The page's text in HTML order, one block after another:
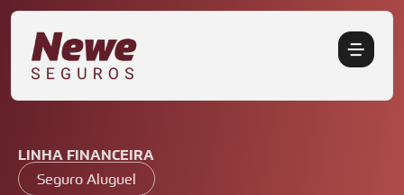
LINHA FINANCEIRA
Seguro Aluguel